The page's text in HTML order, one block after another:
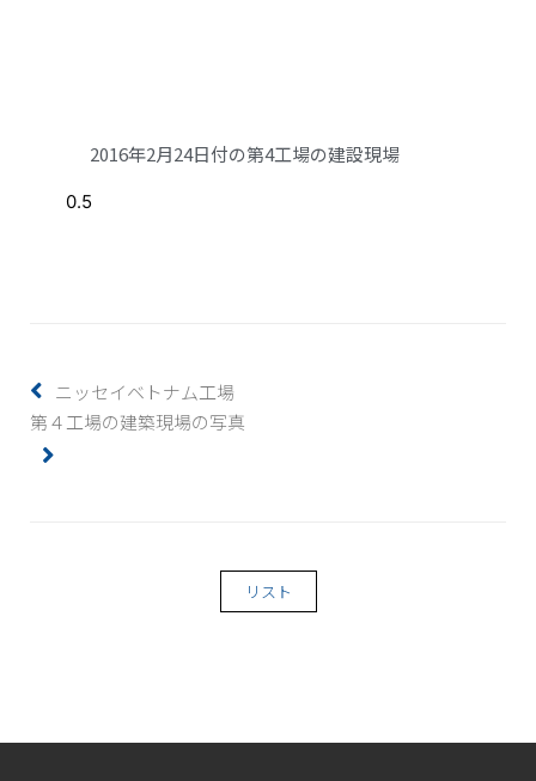
2016年2月24日付の第4工場の建設現場
ニッセイベトナム工場
第４工場の建築現場の写真
リスト